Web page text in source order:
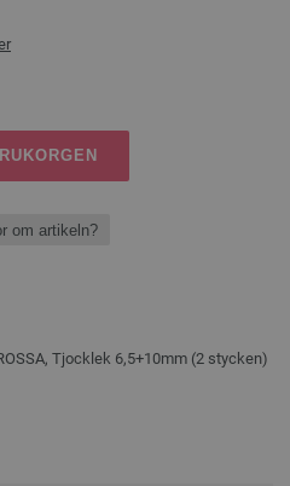
om artikeln?
Tjocklek 6,5+10mm (2 stycken)